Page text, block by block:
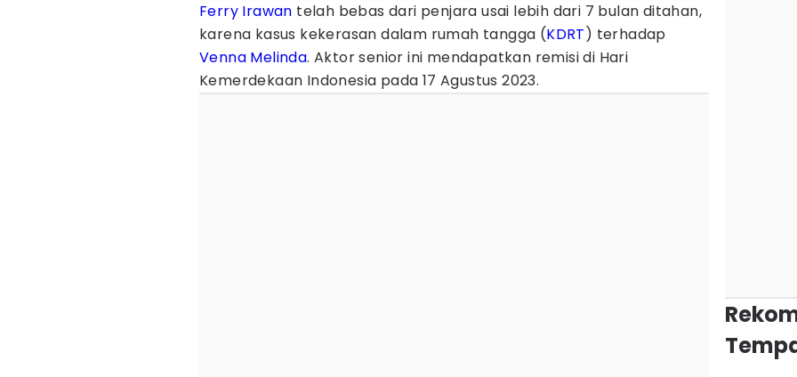
Ferry Irawan telah bebas dari penjara usai lebih dari 7 bulan ditahan,
karena kasus kekerasan dalam rumah tangga (KDRT) terhadap
Venna Melinda. Aktor senior ini mendapatkan remisi di Hari
Kemerdekaan Indonesia pada 17 Agustus 2023.